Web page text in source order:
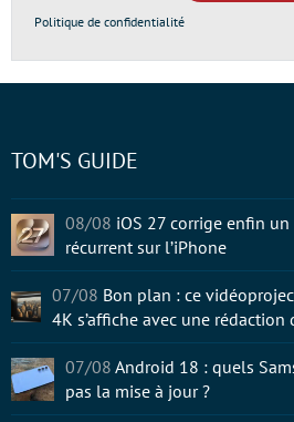
Politique de confidentialité
TOM'S GUIDE
08/08 iOS 27 corrige enfin
récurrent sur l’iPhone
07/08 Bon plan : ce
4K s’affiche avec une
07/08 Android 18 : quels
pas la mise à jour ?